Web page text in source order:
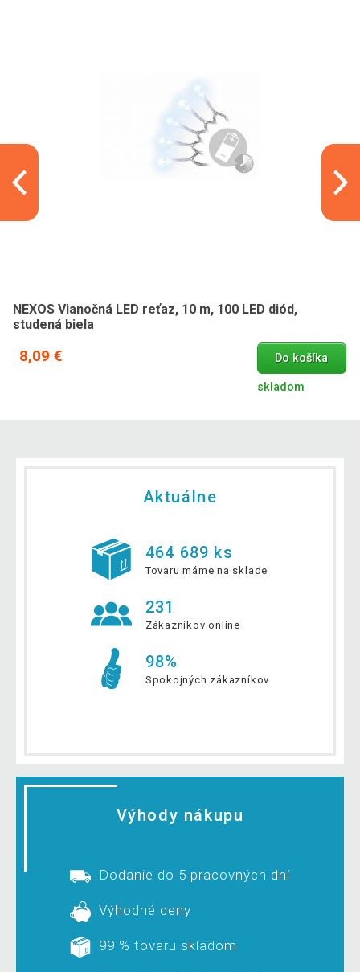
NEXOS Vianočná LED reťaz, 10 m, 100 LED diód,
studená biela
8,09 € Do košíka
skladom
Aktuálne
464 689 ks
Tovaru máme na sklade
231
Zákazníkov online
98%
Spokojných zákazníkov
Výhody nákupu
Dodanie do 5 pracovných dní
Výhodné ceny
99 % tovaru skladom